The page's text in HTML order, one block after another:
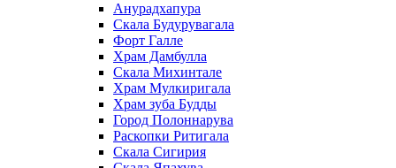
Анурадхапура
Скала Будурувагала
Форт Галле
Храм Дамбулла
Скала Михинтале
Храм Мулкиригала
Храм зуба Будды
Город Полоннарува
Раскопки Ритигала
Скала Сигирия